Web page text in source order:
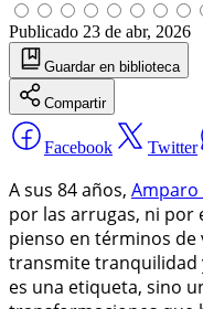
Publicado 23 de abr, 2026
Guardar en biblioteca
Compartir
Facebook Twitter
A sus 84 años, Amparo
por las arrugas, ni por
pienso en términos de
transmite tranquilidad
es una etiqueta, sino